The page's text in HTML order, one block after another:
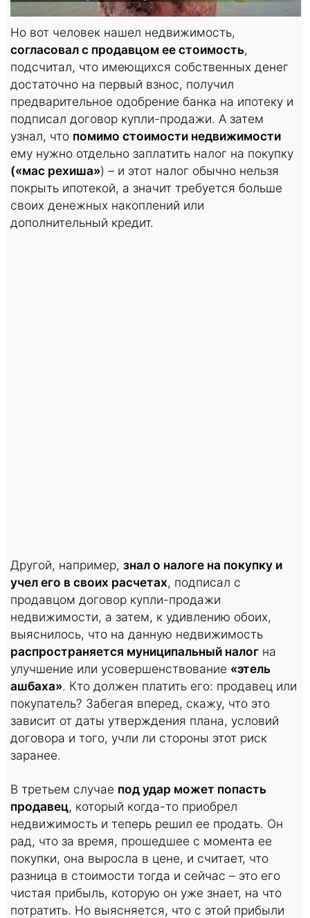
Но вот человек нашел недвижимость,
согласовал с продавцом ее стоимость,
подсчитал, что имеющихся собственных денег
достаточно на первый взнос, получил
предварительное одобрение банка на ипотеку и
подписал договор купли-продажи. А затем
узнал, что помимо стоимости недвижимости
ему нужно отдельно заплатить налог на покупку
(«мас рехиша») – и этот налог обычно нельзя
покрыть ипотекой, а значит требуется больше
своих денежных накоплений или
дополнительный кредит.
Другой, например, знал о налоге на покупку и
учел его в своих расчетах, подписал с
продавцом договор купли-продажи
недвижимости, а затем, к удивлению обоих,
выяснилось, что на данную недвижимость
распространяется муниципальный налог на
улучшение или усовершенствование «этель
ашбаха». Кто должен платить его: продавец или
покупатель? Забегая вперед, скажу, что это
зависит от даты утверждения плана, условий
договора и того, учли ли стороны этот риск
заранее.
В третьем случае под удар может попасть
продавец, который когда-то приобрел
недвижимость и теперь решил ее продать. Он
рад, что за время, прошедшее с момента ее
покупки, она выросла в цене, и считает, что
разница в стоимости тогда и сейчас – это его
чистая прибыль, которую он уже знает, на что
потратить. Но выясняется, что с этой прибыли